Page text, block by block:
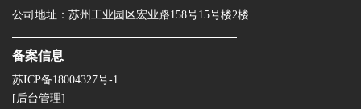
公司地址：苏州工业园区宏业路158号15号楼2楼
备案信息
苏ICP备18004327号-1
[后台管理]